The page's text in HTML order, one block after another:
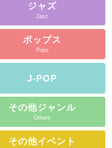
ジャズ
Jazz
ポップス
Pops
J-POP
その他ジャンル
Others
その他イベント